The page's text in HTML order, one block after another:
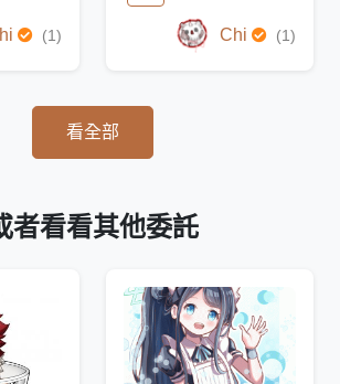
(1) Chi (1)
看全部
者看看其他委託